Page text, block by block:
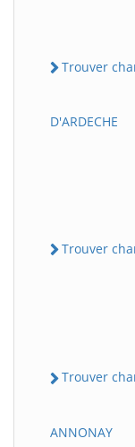
Trouver
D'ARDECHE
Trouver
Trouver
ANNONAY